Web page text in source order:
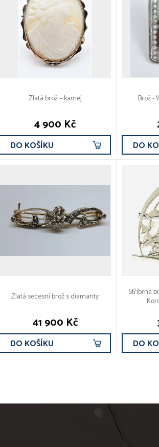
Zlatá brož – kamej
4 900 Kč
DO KOŠÍKU
Brož -
DO
Zlatá secesní brož s diamanty
41 900 Kč
DO KOŠÍKU
Stříbrná
DO